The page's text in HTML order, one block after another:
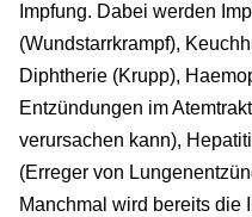
Impfung. Dabei werden
(Wundstarrkrampf),
Diphtherie (Krupp),
Entzündungen im
verursachen kann),
(Erreger von
Manchmal wird bereits die